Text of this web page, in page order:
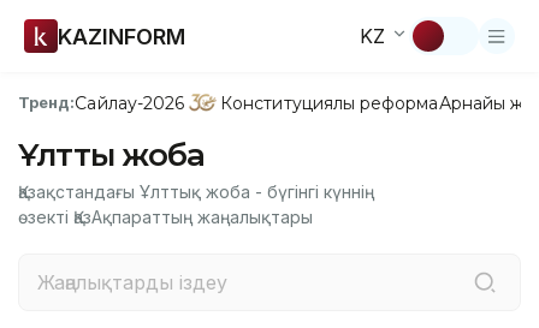
KAZINFORM KZ
Тренд:Сайлау-2026 Конституциялық реформаАрнайы
Ұлттық жоба
Қазақстандағы Ұлттық жоба - бүгінгі күннің
өзекті ҚазАқпараттың жаңалықтары